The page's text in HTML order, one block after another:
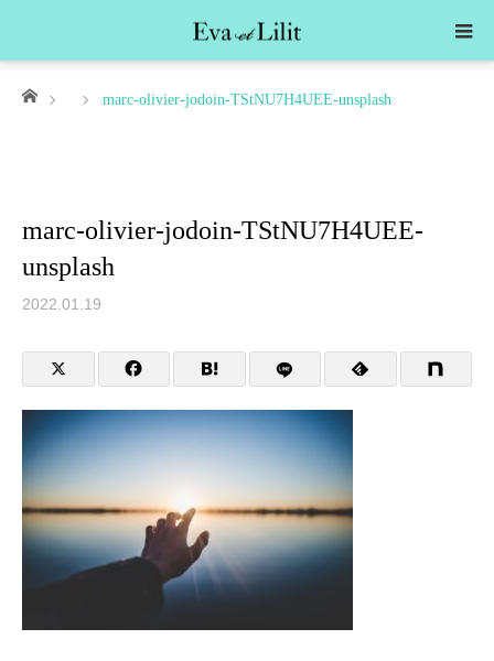
ホーム marc-olivier-jodoin-TStNU7H4UEE-unsplash
marc-olivier-jodoin-TStNU7H4UEE-
unsplash
2022.01.19